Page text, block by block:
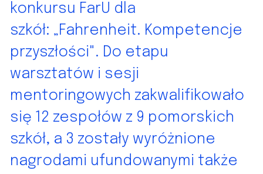
konkursu FarU dla
szkół: „Fahrenheit. Kompetencje
przyszłości". Do etapu
warsztatów i sesji
mentoringowych zakwalifikowało
się 12 zespołów z 9 pomorskich
szkół, a 3 zostały wyróżnione
nagrodami ufundowanymi także